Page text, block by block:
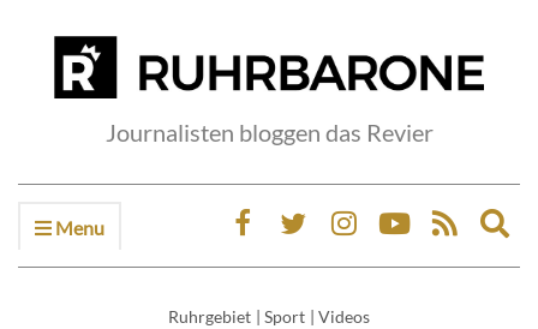
Journalisten bloggen das Revier
Menu
Ruhrgebiet | Sport | Videos